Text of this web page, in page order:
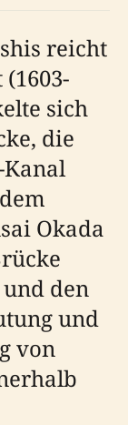
reicht
sich
die
Okada
den
und
von